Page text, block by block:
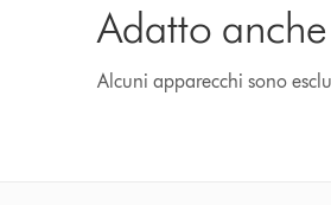
Adatto
Alcuni apparecchi sono